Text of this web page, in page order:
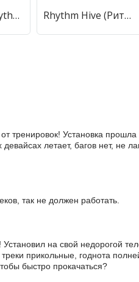
BEAT MP3 - Rhythm Game (БИТ МП3) [МОД Меню] APK Android Rhythm Hive (Ритм Хайв) [МОД Premium] APK Android
тренировок! Установка
летает, багов нет, не
так не должен работать.
на свой недорогой
прикольные, годнота
быстро прокачаться?